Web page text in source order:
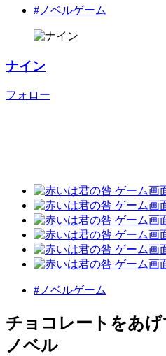
#ノベルゲーム
ナイン
フォロー
#ノベルゲーム
チョコレートをあ
ノベル